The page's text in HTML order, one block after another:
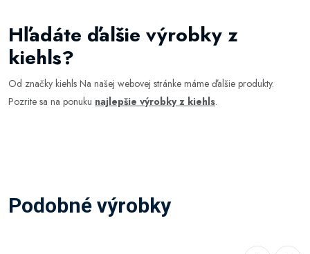
Hľadáte ďalšie výrobky z
kiehls?
Od značky kiehls Na našej webovej stránke máme ďalšie produkty.
Pozrite sa na ponuku najlepšie výrobky z kiehls.
Podobné výrobky